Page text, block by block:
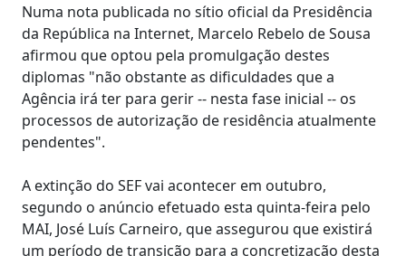
Numa nota publicada no sítio oficial da Presidência
da República na Internet, Marcelo Rebelo de Sousa
afirmou que optou pela promulgação destes
diplomas "não obstante as dificuldades que a
Agência irá ter para gerir -- nesta fase inicial -- os
processos de autorização de residência atualmente
pendentes".
A extinção do SEF vai acontecer em outubro,
segundo o anúncio efetuado esta quinta-feira pelo
MAI, José Luís Carneiro, que assegurou que existirá
um período de transição para a concretização desta